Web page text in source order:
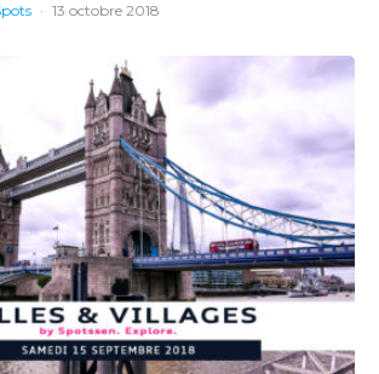
· 13 octobre 2018